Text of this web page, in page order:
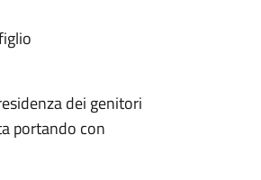
dei genitori
portando con